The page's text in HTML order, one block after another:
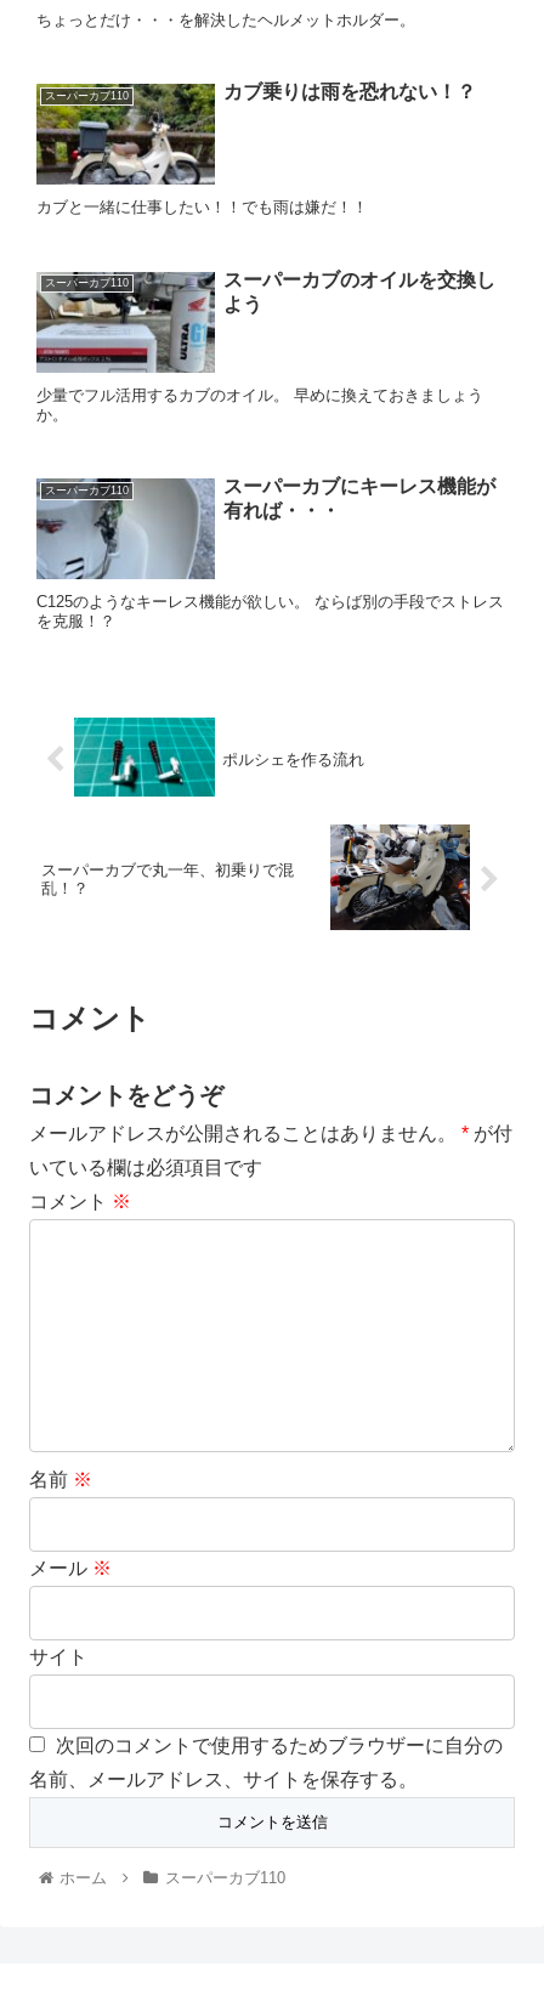
ちょっとだけ・・・を解決したヘルメットホルダー。
スーパーカブ110 カブ乗りは雨を恐れない！？
カブと一緒に仕事したい！！でも雨は嫌だ！！
スーパーカブ110
スーパーカブのオイルを交換し
よう
少量でフル活用するカブのオイル。 早めに換えておきましょう
か。
スーパーカブ110
スーパーカブにキーレス機能が
有れば・・・
C125のようなキーレス機能が欲しい。 ならば別の手段でストレス
を克服！？
ポルシェを作る流れ
スーパーカブで丸一年、初乗りで混
乱！？
コメント
コメントをどうぞ
メールアドレスが公開されることはありません。 * が付
いている欄は必須項目です
コメント ※
名前 ※
メール ※
サイト
次回のコメントで使用するためブラウザーに自分の
名前、メールアドレス、サイトを保存する。
ホーム スーパーカブ110